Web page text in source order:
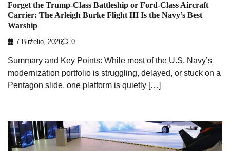
Forget the Trump-Class Battleship or Ford-Class Aircraft
Carrier: The Arleigh Burke Flight III Is the Navy’s Best
Warship
7 Birželio, 2026 0
Summary and Key Points: While most of the U.S. Navy’s
modernization portfolio is struggling, delayed, or stuck on a
Pentagon slide, one platform is quietly […]